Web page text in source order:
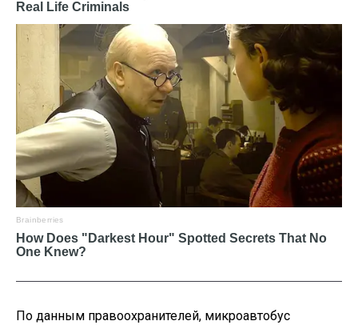
По данным правоохранителей, микроавтобус